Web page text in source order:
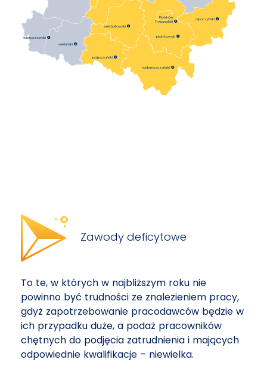
bełchatowski 
opoczyński
pajęczański
piotrkowski 
radomszczański 
wieluński 
wieruszowski
Piotrków
Trybunalski
Zawody deficytowe
To te, w których w najbliższym roku nie
powinno być trudności ze znalezieniem pracy,
gdyż zapotrzebowanie pracodawców będzie w
ich przypadku duże, a podaż pracowników
chętnych do podjęcia zatrudnienia i mających
odpowiednie kwalifikacje – niewielka.